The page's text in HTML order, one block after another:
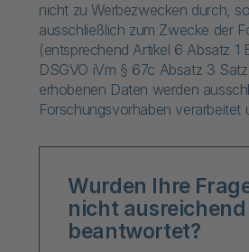
nicht zu Werbezwecken durch,
ausschließlich zum Zwecke der
(entsprechend Artikel 6 Absatz 1
DSGVO iVm § 67c Absatz 3
erhobenen Daten werden
Forschungsvorhaben verarbeitet
Wurden Ihre
nicht ausreichend
beantwortet?